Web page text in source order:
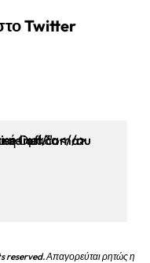
Twitter
Απαγορεύται ρητώς η